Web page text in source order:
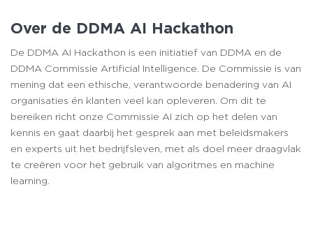
Over de DDMA AI Hackathon
De DDMA AI Hackathon is een initiatief van DDMA en de
DDMA Commissie Artificial Intelligence. De Commissie is van
mening dat een ethische, verantwoorde benadering van AI
organisaties én klanten veel kan opleveren. Om dit te
bereiken richt onze Commissie AI zich op het delen van
kennis en gaat daarbij het gesprek aan met beleidsmakers
en experts uit het bedrijfsleven, met als doel meer draagvlak
te creëren voor het gebruik van algoritmes en machine
learning.